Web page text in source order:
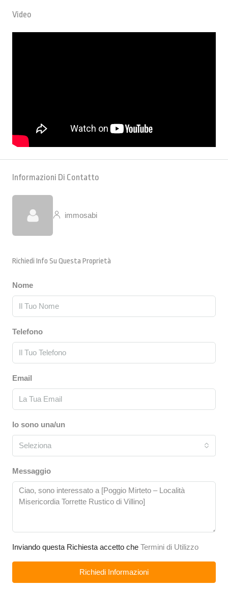
Video
Informazioni Di Contatto
immosabi
Richiedi Info Su Questa Proprietà
Nome
Telefono
Email
Io sono una/un
Seleziona
Messaggio
Inviando questa Richiesta accetto che Termini di Utilizzo
Richiedi Informazioni